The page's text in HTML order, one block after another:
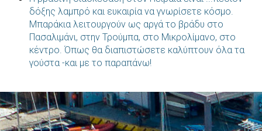
δόξης λαμπρό και ευκαιρία να γνωρίσετε κόσμο.
Μπαράκια λειτουργούν ως αργά το βράδυ στο
Πασαλιμάνι, στην Τρούμπα, στο Μικρολίμανο, στο
κέντρο. Όπως θα διαπιστώσετε καλύπτουν όλα τα
γούστα -και με το παραπάνω!